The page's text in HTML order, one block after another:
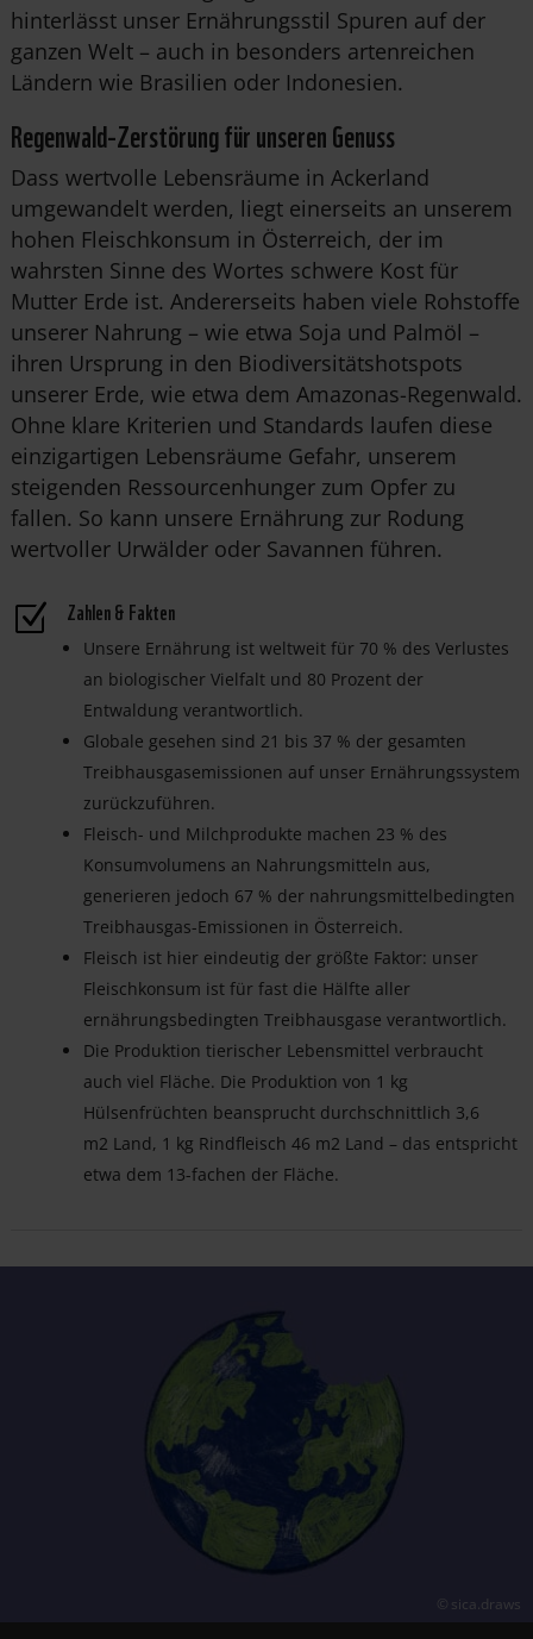
hinterlässt unser Ernährungsstil Spuren auf der
ganzen Welt – auch in besonders artenreichen
Ländern wie Brasilien oder Indonesien.
Regenwald-Zerstörung für unseren Genuss
Dass wertvolle Lebensräume in Ackerland
umgewandelt werden, liegt einerseits an unserem
hohen Fleischkonsum in Österreich, der im
wahrsten Sinne des Wortes schwere Kost für
Mutter Erde ist. Andererseits haben viele Rohstoffe
unserer Nahrung – wie etwa Soja und Palmöl –
ihren Ursprung in den Biodiversitätshotspots
unserer Erde, wie etwa dem Amazonas-Regenwald.
Ohne klare Kriterien und Standards laufen diese
einzigartigen Lebensräume Gefahr, unserem
steigenden Ressourcenhunger zum Opfer zu
fallen. So kann unsere Ernährung zur Rodung
wertvoller Urwälder oder Savannen führen.
Z Zahlen & Fakten
Unsere Ernährung ist weltweit für 70 % des Verlustes
an biologischer Vielfalt und 80 Prozent der
Entwaldung verantwortlich.
Globale gesehen sind 21 bis 37 % der gesamten
Treibhausgasemissionen auf unser Ernährungssystem
zurückzuführen.
Fleisch- und Milchprodukte machen 23 % des
Konsumvolumens an Nahrungsmitteln aus,
generieren jedoch 67 % der nahrungsmittelbedingten
Treibhausgas-Emissionen in Österreich.
Fleisch ist hier eindeutig der größte Faktor: unser
Fleischkonsum ist für fast die Hälfte aller
ernährungsbedingten Treibhausgase verantwortlich.
Die Produktion tierischer Lebensmittel verbraucht
auch viel Fläche. Die Produktion von 1 kg
Hülsenfrüchten beansprucht durchschnittlich 3,6
m2 Land, 1 kg Rindfleisch 46 m2 Land – das entspricht
etwa dem 13-fachen der Fläche.
sica.draws